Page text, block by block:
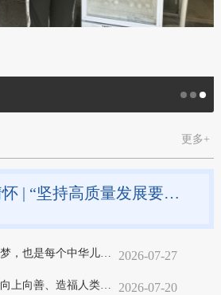
更多+
总书记的人民情怀 | “坚持高质量发展要成为领导干部政绩观的重要内容”
“中国梦是国家梦、民族梦，也是每个中华儿女的梦”——习近平总书记关于侨务工作的重要论述凝聚共同致力民族复兴的强大力量 2026-07-27
“促进全球人工智能朝着向上向善、造福人类的方向发展”——习近平主席出席二〇二六世界人工智能大会暨人工智能全球治理高级别会议系列活动纪实 2026-07-20